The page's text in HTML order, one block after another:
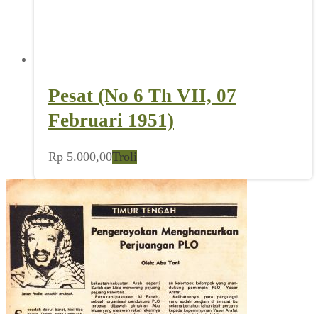
Pesat (No 6 Th VII, 07
Februari 1951)
Rp 5.000,00Troli